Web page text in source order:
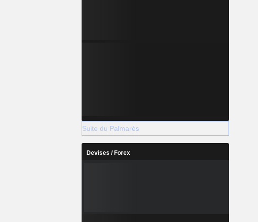
Suite du Palmarès
Devises / Forex